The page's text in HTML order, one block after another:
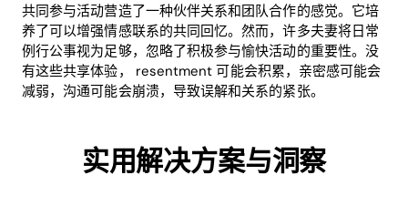
共同参与活动营造了一种伙伴关系和团队合作的感觉。它培
养了可以增强情感联系的共同回忆。然而，许多夫妻将日常
例行公事视为足够，忽略了积极参与愉快活动的重要性。没
有这些共享体验， resentment 可能会积累，亲密感可能会
减弱，沟通可能会崩溃，导致误解和关系的紧张。
实用解决方案与洞察